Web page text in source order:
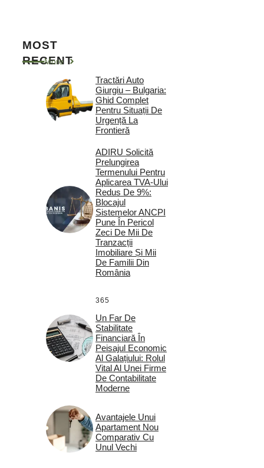
MOST
RECENT
More
Tractări Auto
Giurgiu – Bulgaria:
Ghid Complet
Pentru Situații De
Urgență La
Frontieră
ADIRU Solicită
Prelungirea
Termenului Pentru
Aplicarea TVA-Ului
Redus De 9%:
Blocajul
Sistemelor ANCPI
Pune În Pericol
Zeci De Mii De
Tranzacții
Imobiliare Și Mii
De Familii Din
România
365
Un Far De
Stabilitate
Financiară În
Peisajul Economic
Al Galațiului: Rolul
Vital Al Unei Firme
De Contabilitate
Moderne
Avantajele Unui
Apartament Nou
Comparativ Cu
Unul Vechi